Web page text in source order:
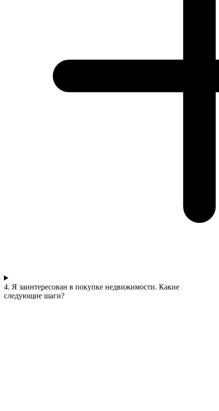
4. Я заинтересован в покупке недвижимости. Какие
следующие шаги?